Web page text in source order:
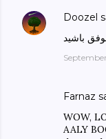
Doozel
باشید
Farnaz
WOW,
AALY